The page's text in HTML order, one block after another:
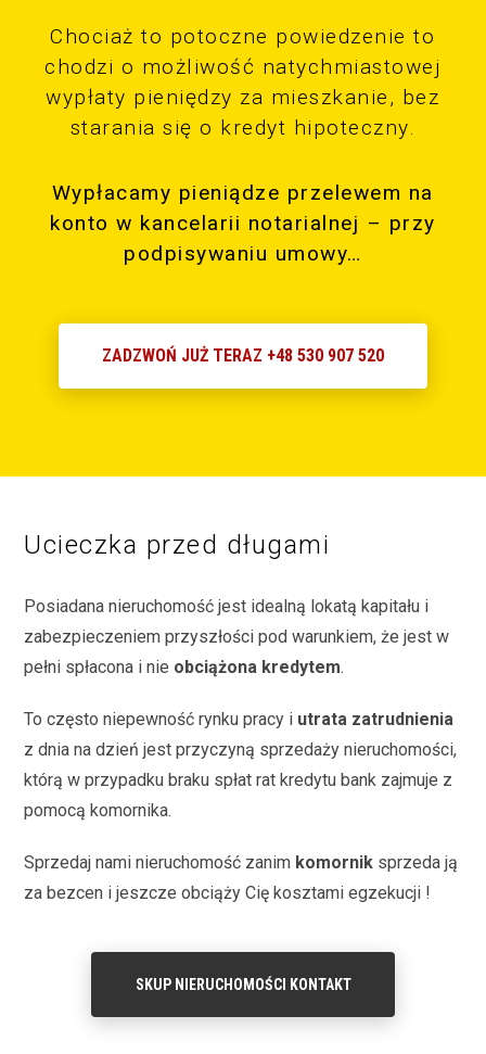
Chociaż to potoczne powiedzenie to
chodzi o możliwość natychmiastowej
wypłaty pieniędzy za mieszkanie, bez
starania się o kredyt hipoteczny.
Wypłacamy pieniądze przelewem na
konto w kancelarii notarialnej – przy
podpisywaniu umowy…
ZADZWOŃ JUŻ TERAZ +48 530 907 520
Ucieczka przed długami
Posiadana nieruchomość jest idealną lokatą kapitału i
zabezpieczeniem przyszłości pod warunkiem, że jest w
pełni spłacona i nie obciążona kredytem.
To często niepewność rynku pracy i utrata zatrudnienia
z dnia na dzień jest przyczyną sprzedaży nieruchomości,
którą w przypadku braku spłat rat kredytu bank zajmuje z
pomocą komornika.
Sprzedaj nami nieruchomość zanim komornik sprzeda ją
za bezcen i jeszcze obciąży Cię kosztami egzekucji !
SKUP NIERUCHOMOŚCI KONTAKT